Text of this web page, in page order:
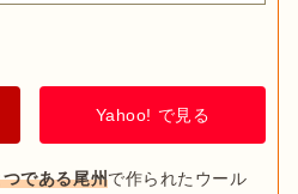
Yahoo! で見る
である尾州で作られたウール